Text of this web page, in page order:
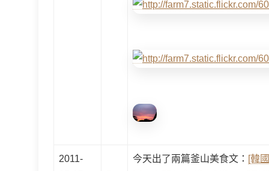
2011-
今天出了兩篇釜山美食文： [韓